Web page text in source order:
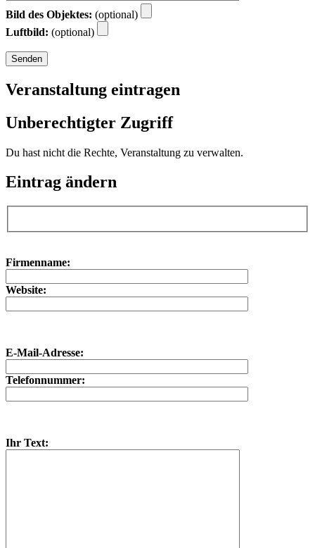
Bild des Objektes: (optional)
Luftbild: (optional)
Veranstaltung eintragen
Unberechtigter Zugriff
Du hast nicht die Rechte, Veranstaltung zu verwalten.
Eintrag ändern
Firmenname:
Website:
E-Mail-Adresse:
Telefonnummer:
Ihr Text: